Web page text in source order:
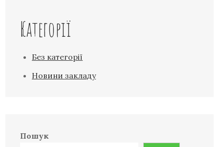
Категорії
Без категорії
Новини закладу
Пошук